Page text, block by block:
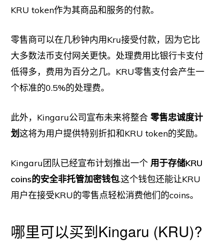
KRU token作为其商品和服务的付款。
零售商可以在几秒钟内用Kru接受付款，因为它比
大多数法币支付网关更快。处理费用比银行卡支付
低得多，费用为百分之几。KRU零售支付会产生一
个标准的0.5%的处理费。
此外，Kingaru公司宣布未来将整合零售忠诚度计
划这将为用户提供特别折扣和KRU token的奖励。
Kingaru团队已经宣布计划推出一个用于存储KRU
coins的安全非托管加密钱包.这个钱包还能让KRU
用户在接受KRU的零售点轻松消费他们的coins。
哪里可以买到Kingaru (KRU)?